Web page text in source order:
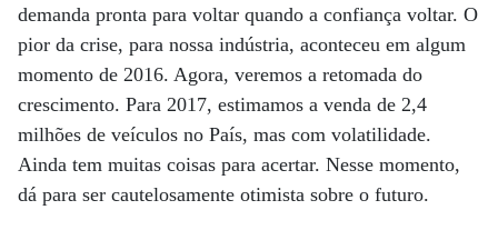
demanda pronta para voltar quando a confiança voltar. O
pior da crise, para nossa indústria, aconteceu em algum
momento de 2016. Agora, veremos a retomada do
crescimento. Para 2017, estimamos a venda de 2,4
milhões de veículos no País, mas com volatilidade.
Ainda tem muitas coisas para acertar. Nesse momento,
dá para ser cautelosamente otimista sobre o futuro.